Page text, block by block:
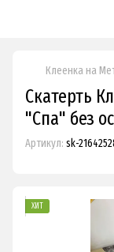
Клеенка на
Скатерть
"Спа" без
Артикул: sk-
ХИТ